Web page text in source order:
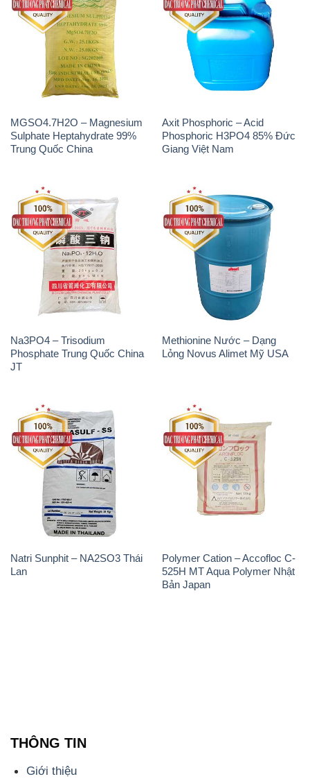
MGSO4.7H2O – Magnesium
Sulphate Heptahydrate 99%
Trung Quốc China
Axit Phosphoric – Acid
Phosphoric H3PO4 85% Đức
Giang Việt Nam
Na3PO4 – Trisodium
Phosphate Trung Quốc China
JT
Methionine Nước – Dạng
Lỏng Novus Alimet Mỹ USA
Natri Sunphit – NA2SO3 Thái
Lan
Polymer Cation – Accofloc C-
525H MT Aqua Polymer Nhật
Bản Japan
THÔNG TIN
Giới thiệu